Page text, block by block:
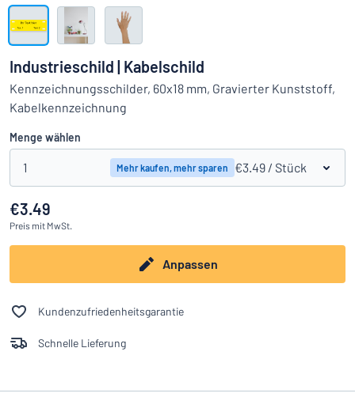
Das Gesuchte nicht gefunden? Schild hier entwerfen
Alle Kategorien anzeigen
Einloggen
Industrieschild | Kabelschild
Kennzeichnungsschilder, 60x18 mm, Gravierter Kunststoff,
Kabelkennzeichnung
Menge wählen
1 Mehr kaufen, mehr sparen €3.49 / Stück
€3.49
Preis mit MwSt.
Anpassen
Kundenzufriedenheitsgarantie
Schnelle Lieferung